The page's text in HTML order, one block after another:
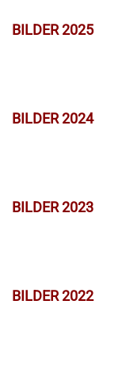
BILDER 2025
BILDER 2024
BILDER 2023
BILDER 2022